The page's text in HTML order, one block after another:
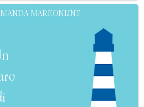
MAREONLINE